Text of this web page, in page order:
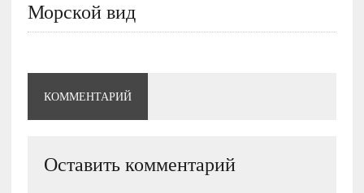
Морской вид
КОММЕНТАРИЙ
Оставить комментарий